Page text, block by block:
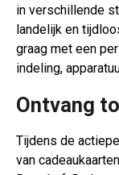
in verschillende
landelijk en
graag met een
indeling,
Ontvang
Tijdens de
van